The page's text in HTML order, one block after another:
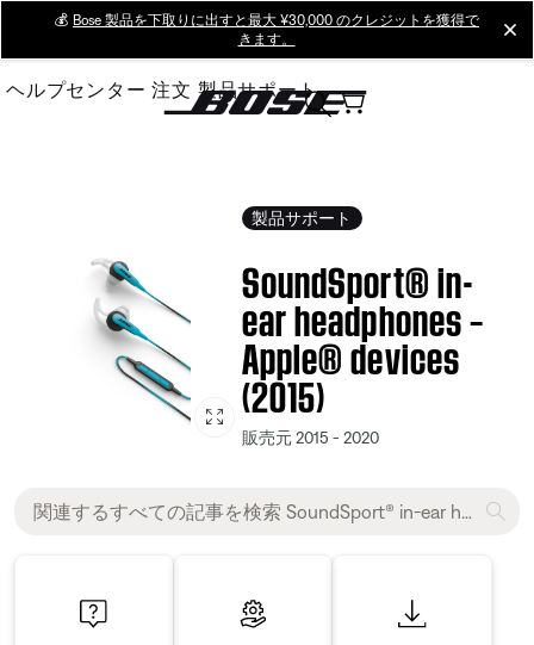
Main
💰 Bose 製品を下取りに出すと最大 ¥30,000 のクレジットを獲得で
きます。
ヘルプセンター 注文 製品サポート
製品サポート
SoundSport® in-
ear headphones –
Apple® devices
(2015)
販売元 2015 - 2020